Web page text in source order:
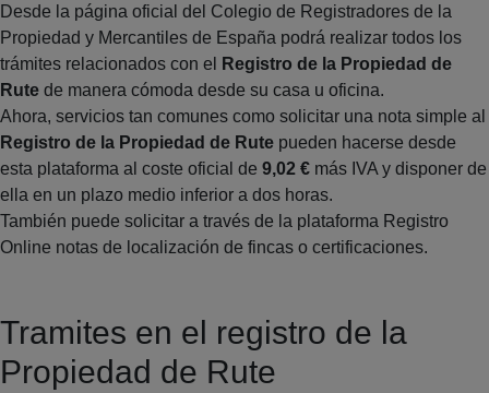
Desde la página oficial del Colegio de Registradores de la
Propiedad y Mercantiles de España podrá realizar todos los
trámites relacionados con el
Registro de la Propiedad de
Rute de manera cómoda desde su casa u oficina.
Ahora, servicios tan comunes como solicitar una nota simple al
Registro de la Propiedad de Rute pueden hacerse desde
esta plataforma al coste oficial de 9,02 € más IVA y disponer de
ella en un plazo medio inferior a dos horas.
También puede solicitar a través de la plataforma Registro
Online notas de localización de fincas o certificaciones.
Tramites en el registro de la
Propiedad de Rute